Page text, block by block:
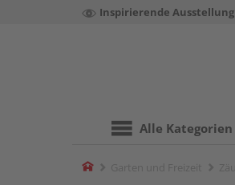
Inspirierende Ausstellung
Alle Kategorien
Home